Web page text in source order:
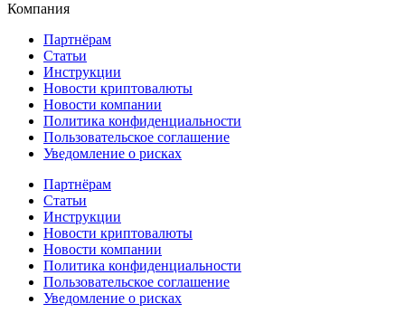
Компания
Партнёрам
Статьи
Инструкции
Новости криптовалюты
Новости компании
Политика конфиденциальности
Пользовательское соглашение
Уведомление о рисках
Партнёрам
Статьи
Инструкции
Новости криптовалюты
Новости компании
Политика конфиденциальности
Пользовательское соглашение
Уведомление о рисках